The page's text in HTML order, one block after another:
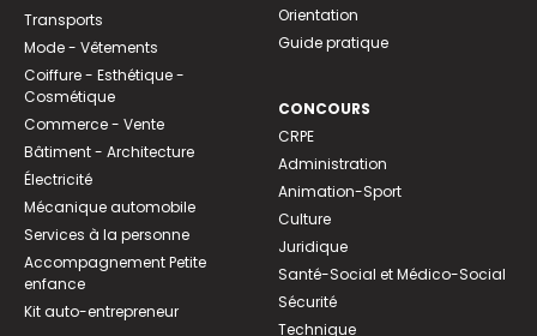
Transports
Mode - Vêtements
Coiffure - Esthétique -
Cosmétique
Commerce - Vente
Bâtiment - Architecture
Électricité
Mécanique automobile
Services à la personne
Accompagnement Petite
enfance
Kit auto-entrepreneur
Orientation
Guide pratique
CONCOURS
CRPE
Administration
Animation-Sport
Culture
Juridique
Santé-Social et Médico-Social
Sécurité
Technique